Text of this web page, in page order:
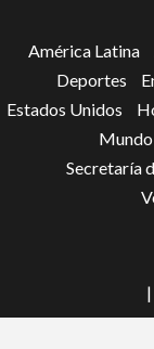
América Latina
Deportes
Estados Unidos
Mundo
Secretaría
|